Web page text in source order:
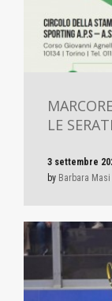
LE
3 settembre
by Barbara Masi